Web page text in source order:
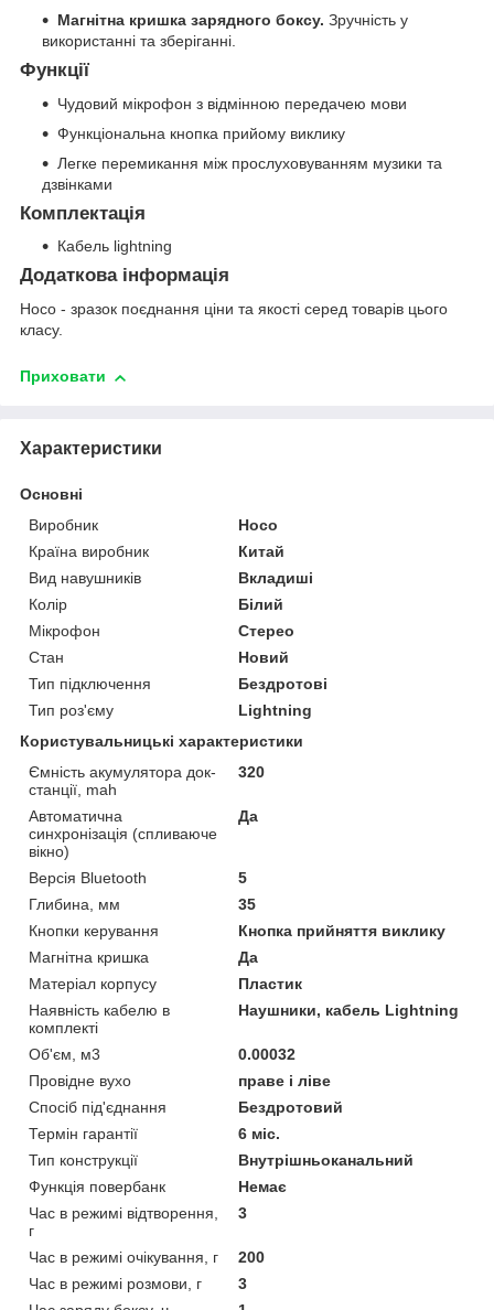
Магнітна кришка зарядного боксу. Зручність у
використанні та зберіганні.
Функції
Чудовий мікрофон з відмінною передачею мови
Функціональна кнопка прийому виклику
Легке перемикання між прослуховуванням музики та
дзвінками
Комплектація
Кабель lightning
Додаткова інформація
Hoco - зразок поєднання ціни та якості серед товарів цього
класу.
Приховати
Характеристики
Основні
Виробник
Hoco
Країна виробник
Китай
Вид навушників
Вкладиші
Колір
Білий
Мікрофон
Стерео
Стан
Новий
Тип підключення
Бездротові
Тип роз'єму
Lightning
Користувальницькі характеристики
Ємність акумулятора док-
станції, mah
320
Автоматична
синхронізація (спливаюче
вікно)
Да
Версія Bluetooth
5
Глибина, мм
35
Кнопки керування
Кнопка прийняття виклику
Магнітна кришка
Да
Матеріал корпусу
Пластик
Наявність кабелю в
комплекті
Наушники, кабель Lightning
Об'єм, м3
0.00032
Провідне вухо
праве і ліве
Спосіб під'єднання
Бездротовий
Термін гарантії
6 міс.
Тип конструкції
Внутрішньоканальний
Функція повербанк
Немає
Час в режимі відтворення,
г
3
Час в режимі очікування, г
200
Час в режимі розмови, г
3